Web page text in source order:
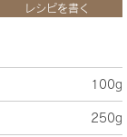
レシピを書く
100g
250g